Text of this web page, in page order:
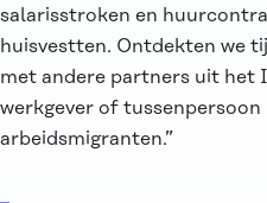
salarisstroken en
huisvestten. Ontdekten we
met andere partners uit het
werkgever of
arbeidsmigranten.”